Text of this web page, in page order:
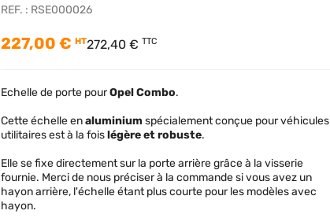
REF. : RSE000026
227,00 € HT272,40 € TTC
Echelle de porte pourOpel Combo.
Cette échelle enaluminium spécialement conçue pour véhicules
utilitaires est à la foislégère et robuste.
Elle se fixe directement sur la porte arrière grâce à la visserie
fournie. Merci de nous préciser à la commande si vous avez un
hayon arrière, l'échelle étant plus courte pour les modèles avec
hayon.